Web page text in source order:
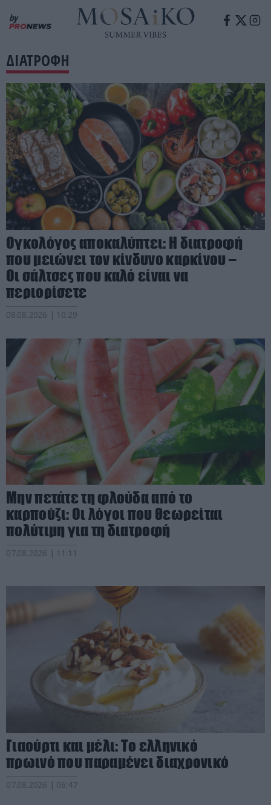
by
ΔΙΑΤΡΟΦΗ
Ογκολόγος αποκαλύπτει: Η διατροφή
που μειώνει τον κίνδυνο καρκίνου –
Οι σάλτσες που καλό είναι να
περιορίσετε
08.08.2026 | 10:29
Μην πετάτε τη φλούδα από το
καρπούζι: Οι λόγοι που θεωρείται
πολύτιμη για τη διατροφή
07.08.2026 | 11:11
Γιαούρτι και μέλι: Το ελληνικό
πρωινό που παραμένει διαχρονικό
07.08.2026 | 06:47